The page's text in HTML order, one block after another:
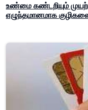
உண்மை கண்டறியும்
எழுந்தமானமாக